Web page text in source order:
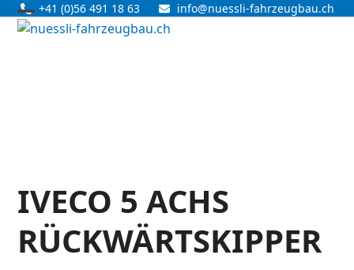
Skip
+41 (0)56 491 18 63 info@nuessli-fahrzeugbau.ch
Open
Close
IVECO 5 ACHS
RÜCKWÄRTSKIPPER